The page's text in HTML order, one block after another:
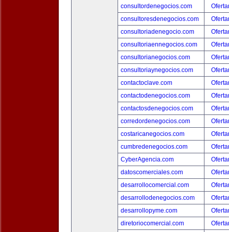
consultordenegocios.com
consultoresdenegocios.com
consultoriadenegocio.com
consultoriaennegocios.com
consultorianegocios.com
consultoriaynegocios.com
contactoclave.com
contactodenegocios.com
contactosdenegocios.com
corredordenegocios.com
costaricanegocios.com
cumbredenegocios.com
CyberAgencia.com
datoscomerciales.com
desarrollocomercial.com
desarrollodenegocios.com
desarrollopyme.com
diretoriocomercial.com